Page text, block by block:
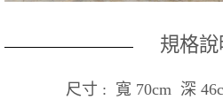
規格說
尺寸 : 寬 70cm 深